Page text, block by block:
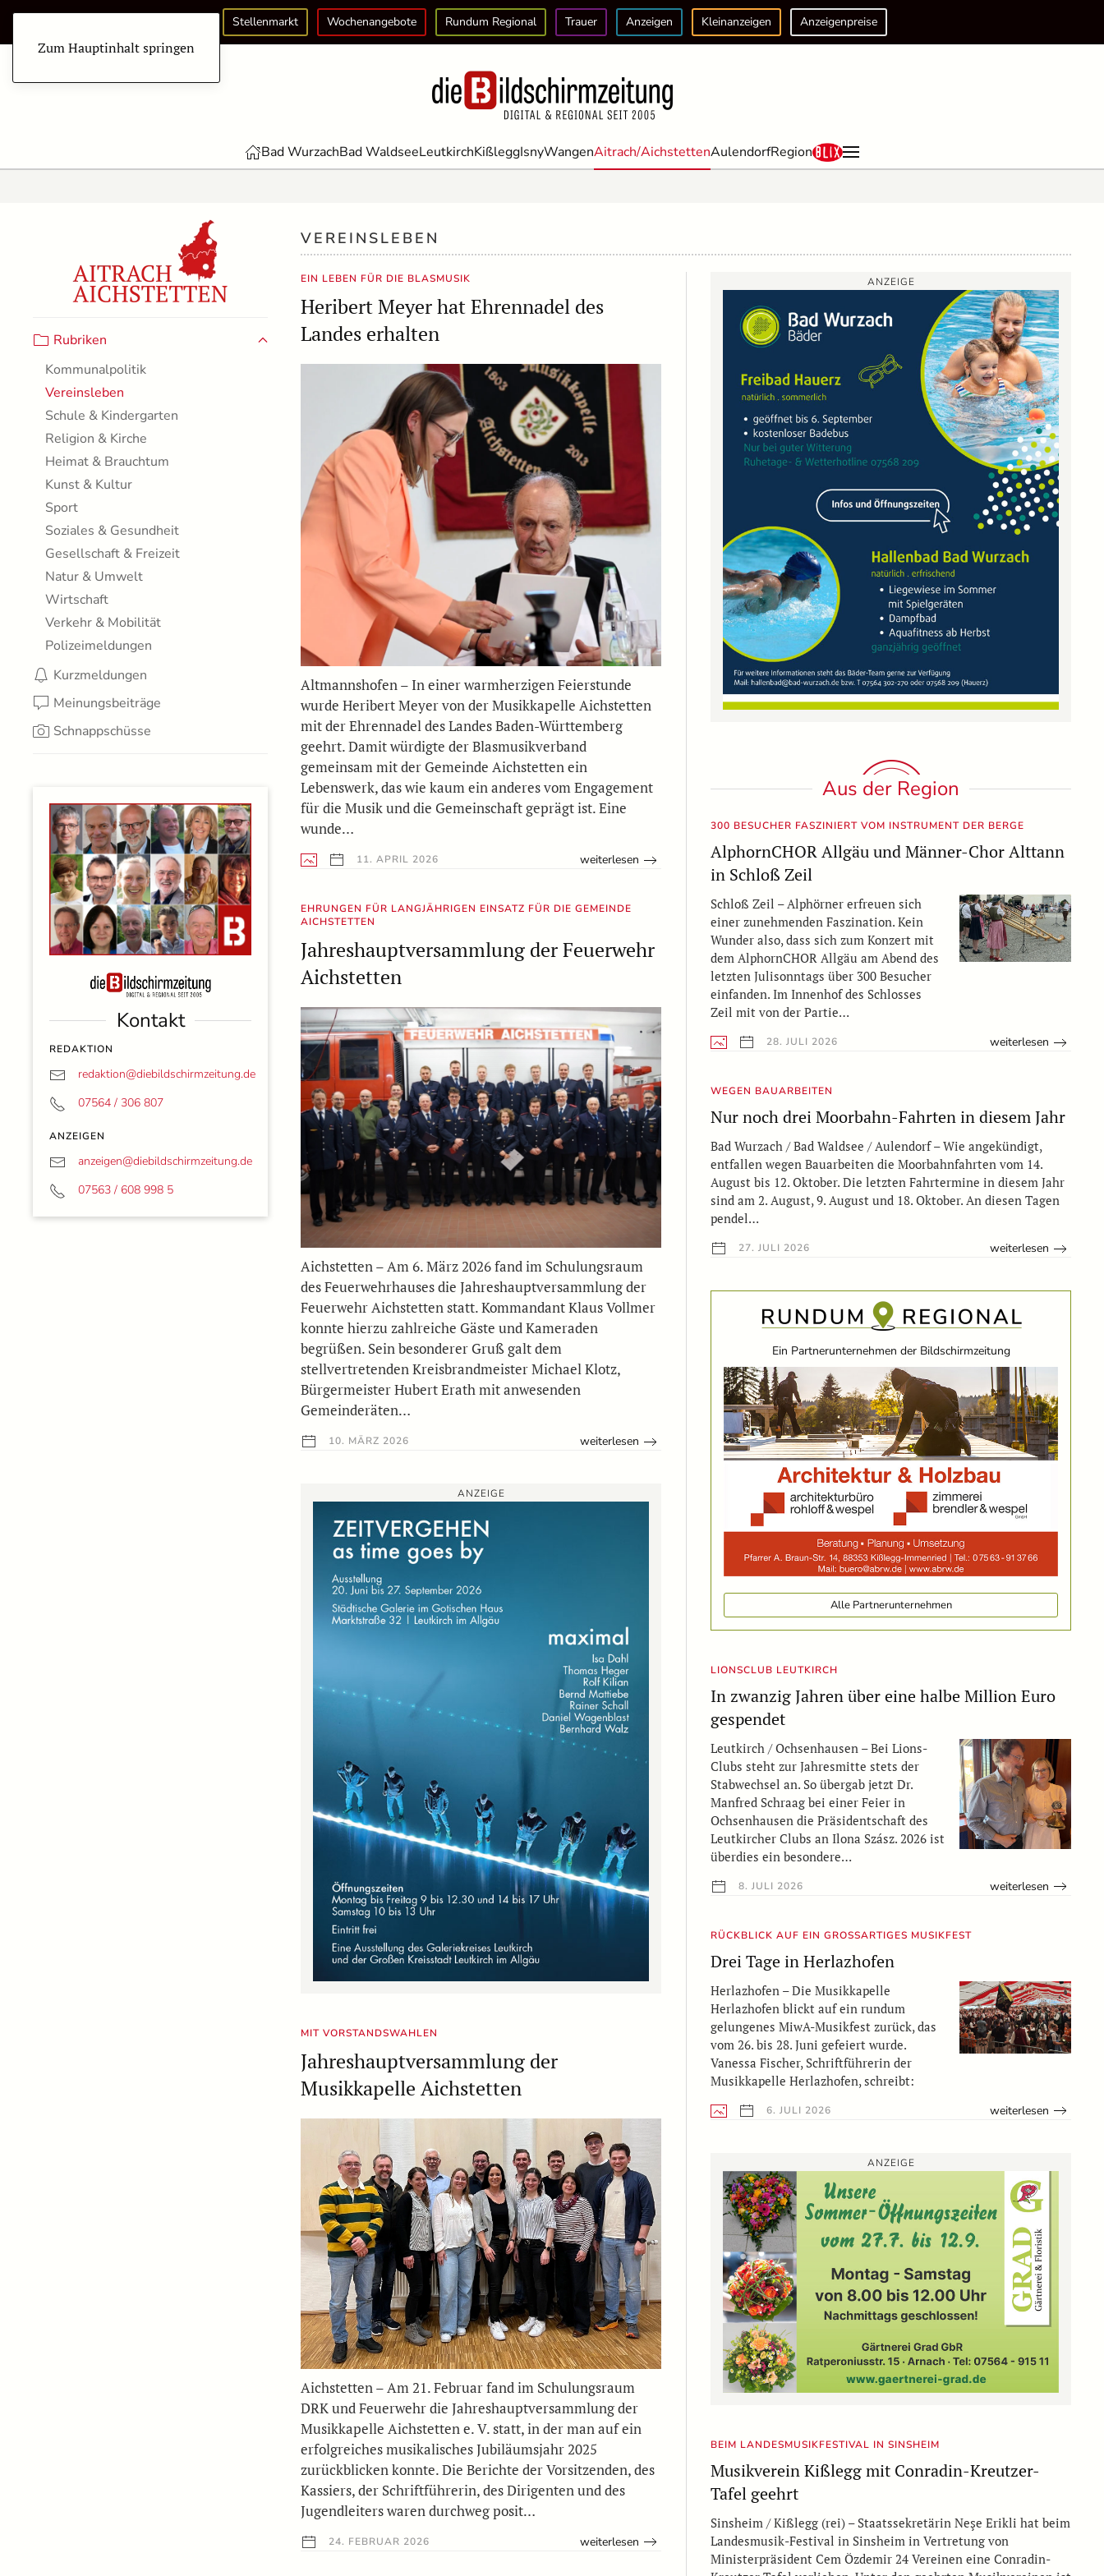
Zum Hauptinhalt springen
Stellenmarkt Wochenangebote Rundum Regional Trauer Anzeigen Kleinanzeigen Anzeigenpreise
Bad WurzachBad WaldseeLeutkirchKißleggIsnyWangenAitrach/AichstettenAulendorfRegion
Rubriken
Kommunalpolitik
Vereinsleben
Schule & Kindergarten
Religion & Kirche
Heimat & Brauchtum
Kunst & Kultur
Sport
Soziales & Gesundheit
Gesellschaft & Freizeit
Natur & Umwelt
Wirtschaft
Verkehr & Mobilität
Polizeimeldungen
Kurzmeldungen
Meinungsbeiträge
Schnappschüsse
Kontakt
REDAKTION
redaktion@diebildschirmzeitung.de
07564 / 306 807
ANZEIGEN
anzeigen@diebildschirmzeitung.de
07563 / 608 998 5
VEREINSLEBEN
EIN LEBEN FÜR DIE BLASMUSIK
Heribert Meyer hat Ehrennadel des
Landes erhalten
Altmannshofen – In einer warmherzigen Feierstunde
wurde Heribert Meyer von der Musikkapelle Aichstetten
mit der Ehrennadel des Landes Baden-Württemberg
geehrt. Damit würdigte der Blasmusikverband
gemeinsam mit der Gemeinde Aichstetten ein
Lebenswerk, das wie kaum ein anderes vom Engagement
für die Musik und die Gemeinschaft geprägt ist. Eine
wunde…
11. APRIL 2026 weiterlesen
EHRUNGEN FÜR LANGJÄHRIGEN EINSATZ FÜR DIE GEMEINDE
AICHSTETTEN
Jahreshauptversammlung der Feuerwehr
Aichstetten
Aichstetten – Am 6. März 2026 fand im Schulungsraum
des Feuerwehrhauses die Jahreshauptversammlung der
Feuerwehr Aichstetten statt. Kommandant Klaus Vollmer
konnte hierzu zahlreiche Gäste und Kameraden
begrüßen. Sein besonderer Gruß galt dem
stellvertretenden Kreisbrandmeister Michael Klotz,
Bürgermeister Hubert Erath mit anwesenden
Gemeinderäten…
10. MÄRZ 2026 weiterlesen
ANZEIGE
MIT VORSTANDSWAHLEN
Jahreshauptversammlung der
Musikkapelle Aichstetten
Aichstetten – Am 21. Februar fand im Schulungsraum
DRK und Feuerwehr die Jahreshauptversammlung der
Musikkapelle Aichstetten e. V. statt, in der man auf ein
erfolgreiches musikalisches Jubiläumsjahr 2025
zurückblicken konnte. Die Berichte der Vorsitzenden, des
Kassiers, der Schriftführerin, des Dirigenten und des
Jugendleiters waren durchweg posit…
24. FEBRUAR 2026 weiterlesen
ANZEIGE
Aus der Region
300 BESUCHER FASZINIERT VOM INSTRUMENT DER BERGE
AlphornCHOR Allgäu und Männer-Chor Alttann
in Schloß Zeil
Schloß Zeil – Alphörner erfreuen sich
einer zunehmenden Faszination. Kein
Wunder also, dass sich zum Konzert mit
dem AlphornCHOR Allgäu am Abend des
letzten Julisonntags über 300 Besucher
einfanden. Im Innenhof des Schlosses
Zeil mit von der Partie…
28. JULI 2026 weiterlesen
WEGEN BAUARBEITEN
Nur noch drei Moorbahn-Fahrten in diesem Jahr
Bad Wurzach / Bad Waldsee / Aulendorf – Wie angekündigt,
entfallen wegen Bauarbeiten die Moorbahnfahrten vom 14.
August bis 12. Oktober. Die letzten Fahrtermine in diesem Jahr
sind am 2. August, 9. August und 18. Oktober. An diesen Tagen
pendel…
27. JULI 2026 weiterlesen
Ein Partnerunternehmen der Bildschirmzeitung
Alle Partnerunternehmen
LIONSCLUB LEUTKIRCH
In zwanzig Jahren über eine halbe Million Euro
gespendet
Leutkirch / Ochsenhausen – Bei Lions-
Clubs steht zur Jahresmitte stets der
Stabwechsel an. So übergab jetzt Dr.
Manfred Schraag bei einer Feier in
Ochsenhausen die Präsidentschaft des
Leutkircher Clubs an Ilona Szász. 2026 ist
überdies ein besondere…
8. JULI 2026 weiterlesen
RÜCKBLICK AUF EIN GROSSARTIGES MUSIKFEST
Drei Tage in Herlazhofen
Herlazhofen – Die Musikkapelle
Herlazhofen blickt auf ein rundum
gelungenes MiwA-Musikfest zurück, das
vom 26. bis 28. Juni gefeiert wurde.
Vanessa Fischer, Schriftführerin der
Musikkapelle Herlazhofen, schreibt:
6. JULI 2026 weiterlesen
ANZEIGE
BEIM LANDESMUSIKFESTIVAL IN SINSHEIM
Musikverein Kißlegg mit Conradin-Kreutzer-
Tafel geehrt
Sinsheim / Kißlegg (rei) – Staatssekretärin Neşe Erikli hat beim
Landesmusik-Festival in Sinsheim in Vertretung von
Ministerpräsident Cem Özdemir 24 Vereinen eine Conradin-